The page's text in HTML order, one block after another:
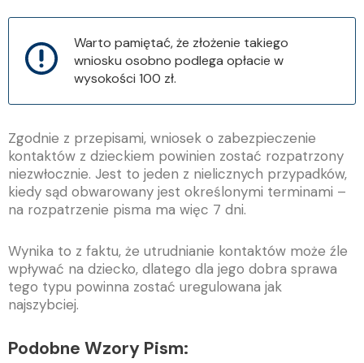
Warto pamiętać, że złożenie takiego
wniosku osobno podlega opłacie w
wysokości 100 zł.
Zgodnie z przepisami, wniosek o zabezpieczenie
kontaktów z dzieckiem powinien zostać rozpatrzony
niezwłocznie. Jest to jeden z nielicznych przypadków,
kiedy sąd obwarowany jest określonymi terminami –
na rozpatrzenie pisma ma więc 7 dni.
Wynika to z faktu, że utrudnianie kontaktów może źle
wpływać na dziecko, dlatego dla jego dobra sprawa
tego typu powinna zostać uregulowana jak
najszybciej.
Podobne Wzory Pism: